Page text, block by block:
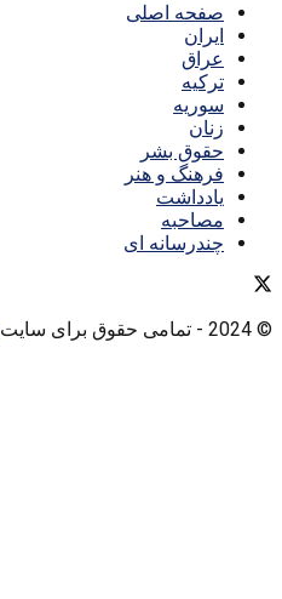
صفحه اصلی
ایران
عراق
ترکیه
سوریه
زنان
حقوق بشر
فرهنگ و هنر
یادداشت
مصاحبه
چندرسانه ای
© 2024 - تمامی حقوق برای سایت